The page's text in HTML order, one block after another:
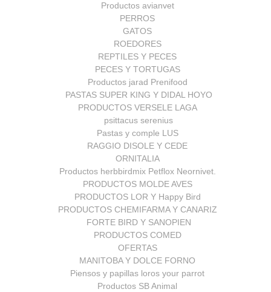
Productos avianvet
PERROS
GATOS
ROEDORES
REPTILES Y PECES
PECES Y TORTUGAS
Productos jarad Prenifood
PASTAS SUPER KING Y DIDAL HOYO
PRODUCTOS VERSELE LAGA
psittacus serenius
Pastas y comple LUS
RAGGIO DISOLE Y CEDE
ORNITALIA
Productos herbbirdmix Petflox Neornivet.
PRODUCTOS MOLDE AVES
PRODUCTOS LOR Y Happy Bird
PRODUCTOS CHEMIFARMA Y CANARIZ
FORTE BIRD Y SANOPIEN
PRODUCTOS COMED
OFERTAS
MANITOBA Y DOLCE FORNO
Piensos y papillas loros your parrot
Productos SB Animal